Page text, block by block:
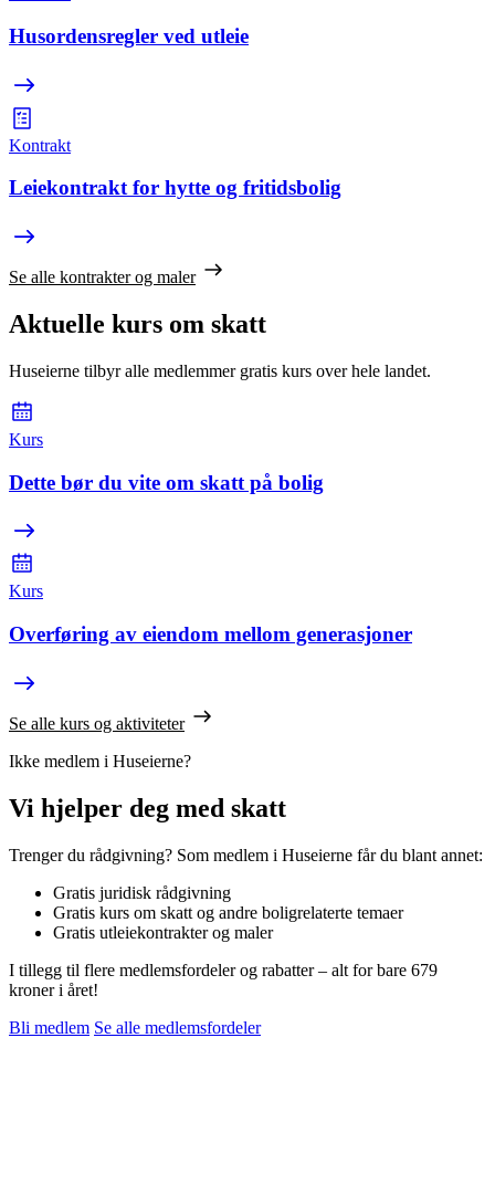
Husordensregler ved utleie
Kontrakt
Leiekontrakt for hytte og fritidsbolig
Se alle kontrakter og maler
Aktuelle kurs om skatt
Huseierne tilbyr alle medlemmer gratis kurs over hele landet.
Kurs
Dette bør du vite om skatt på bolig
Kurs
Overføring av eiendom mellom generasjoner
Se alle kurs og aktiviteter
Ikke medlem i Huseierne?
Vi hjelper deg med skatt
Trenger du rådgivning? Som medlem i Huseierne får du blant annet:
Gratis juridisk rådgivning
Gratis kurs om skatt og andre boligrelaterte temaer
Gratis utleiekontrakter og maler
I tillegg til flere medlemsfordeler og rabatter – alt for bare 679
kroner i året!
Bli medlem Se alle medlemsfordeler